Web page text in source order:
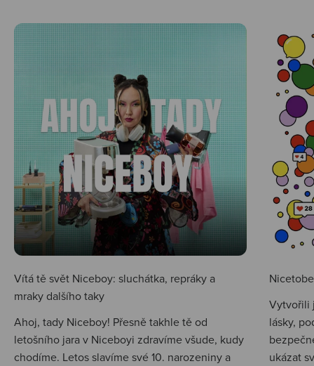
Vítá tě svět Niceboy: sluchátka, repráky a
mraky dalšího taky
Ahoj, tady Niceboy! Přesně takhle tě od
letošního jara v Niceboyi zdravíme všude, kudy
chodíme. Letos slavíme své 10. narozeniny a
Vytvořili
lásky,
ukázat